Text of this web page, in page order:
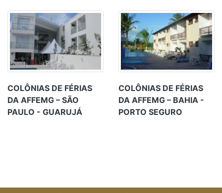
COLÔNIAS DE FÉRIAS
DA AFFEMG – SÃO
PAULO - GUARUJÁ
COLÔNIAS DE FÉRIAS
DA AFFEMG – BAHIA -
PORTO SEGURO